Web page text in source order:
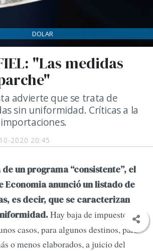
2020 20:45
"Las medidas
advierte que se trata de
sin uniformidad. Críticas a la
DOLAR
un programa “consistente”, el
Economia anunció un listado de
es decir, que se caracterizan
Hay baja de impuestos
casos, para algunos destinos, para
o menos elaborados, a juicio del